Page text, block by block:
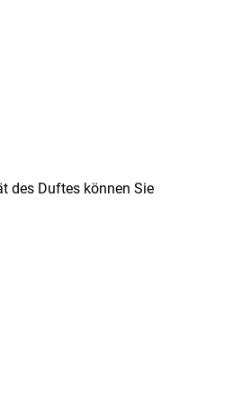
des Duftes können Sie